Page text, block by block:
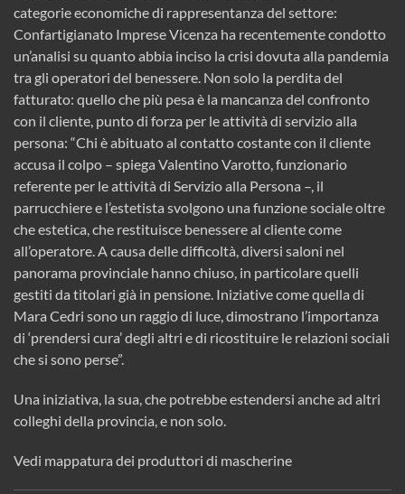
categorie economiche di rappresentanza del settore:
Confartigianato Imprese Vicenza ha recentemente condotto
un’analisi su quanto abbia inciso la crisi dovuta alla pandemia
tra gli operatori del benessere. Non solo la perdita del
fatturato: quello che più pesa è la mancanza del confronto
con il cliente, punto di forza per le attività di servizio alla
persona: “Chi è abituato al contatto costante con il cliente
accusa il colpo – spiega Valentino Varotto, funzionario
referente per le attività di Servizio alla Persona –, il
parrucchiere e l’estetista svolgono una funzione sociale oltre
che estetica, che restituisce benessere al cliente come
all’operatore. A causa delle difficoltà, diversi saloni nel
panorama provinciale hanno chiuso, in particolare quelli
gestiti da titolari già in pensione. Iniziative come quella di
Mara Cedri sono un raggio di luce, dimostrano l’importanza
di ‘prendersi cura’ degli altri e di ricostituire le relazioni sociali
che si sono perse”.
Una iniziativa, la sua, che potrebbe estendersi anche ad altri
colleghi della provincia, e non solo.
Vedi mappatura dei produttori di mascherine